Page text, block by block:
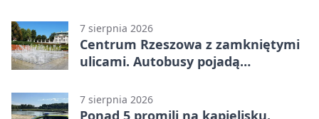
7 sierpnia 2026
Centrum Rzeszowa z zamkniętymi
ulicami. Autobusy pojadą
7 sierpnia 2026